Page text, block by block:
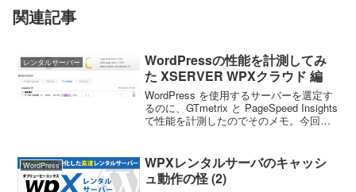
関連記事
レンタルサーバー
WordPressの性能を計測してみ
た XSERVER WPXクラウド 編
WordPress を使用するサーバーを選定す
るのに、GTmetrix と PageSpeed Insights
で性能を計測したのでそのメモ。今回の
WordPres...
WordPress
WPXレンタルサーバのキャッシ
ュ動作の怪 (2)